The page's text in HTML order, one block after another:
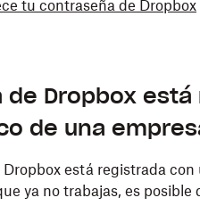
tu contraseña de Dropbox
de Dropbox
de una
está registrada
ya no trabajas, es